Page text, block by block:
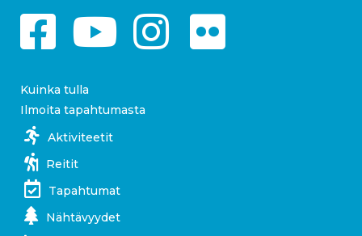
Kuinka tulla
Ilmoita tapahtumasta
Aktiviteetit
Reitit
Tapahtumat
Nähtävyydet